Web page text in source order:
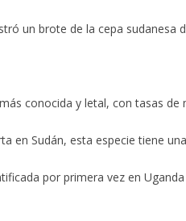
un brote de la cepa sudanesa
conocida y letal, con tasas
en Sudán, esta especie tiene
por primera vez en